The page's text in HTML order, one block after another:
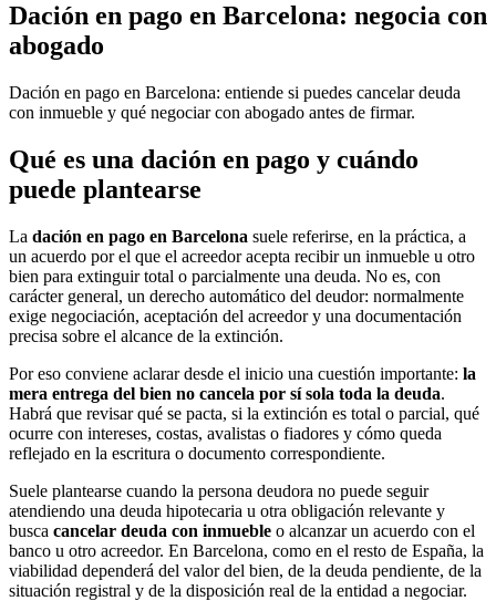
Dación en pago en Barcelona: negocia con
abogado
Dación en pago en Barcelona: entiende si puedes cancelar deuda
con inmueble y qué negociar con abogado antes de firmar.
Qué es una dación en pago y cuándo
puede plantearse
La dación en pago en Barcelona suele referirse, en la práctica, a
un acuerdo por el que el acreedor acepta recibir un inmueble u otro
bien para extinguir total o parcialmente una deuda. No es, con
carácter general, un derecho automático del deudor: normalmente
exige negociación, aceptación del acreedor y una documentación
precisa sobre el alcance de la extinción.
Por eso conviene aclarar desde el inicio una cuestión importante: la
mera entrega del bien no cancela por sí sola toda la deuda.
Habrá que revisar qué se pacta, si la extinción es total o parcial, qué
ocurre con intereses, costas, avalistas o fiadores y cómo queda
reflejado en la escritura o documento correspondiente.
Suele plantearse cuando la persona deudora no puede seguir
atendiendo una deuda hipotecaria u otra obligación relevante y
busca cancelar deuda con inmueble o alcanzar un acuerdo con el
banco u otro acreedor. En Barcelona, como en el resto de España, la
viabilidad dependerá del valor del bien, de la deuda pendiente, de la
situación registral y de la disposición real de la entidad a negociar.